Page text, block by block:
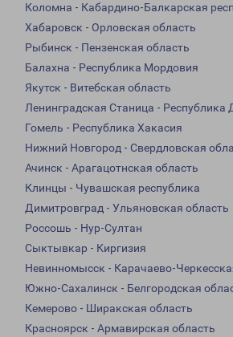
Коломна - Кабардино-Балкарская
Хабаровск - Орловская область
Рыбинск - Пензенская область
Балахна - Республика Мордовия
Якутск - Витебская область
Ленинградская Станица - Республика
Гомель - Республика Хакасия
Нижний Новгород - Свердловская
Ачинск - Арагацотнская область
Клинцы - Чувашская республика
Димитровград - Ульяновская область
Россошь - Нур-Султан
Сыктывкар - Киргизия
Невинномысск - Карачаево-
Южно-Сахалинск - Белгородская
Кемерово - Ширакская область
Красноярск - Армавирская область